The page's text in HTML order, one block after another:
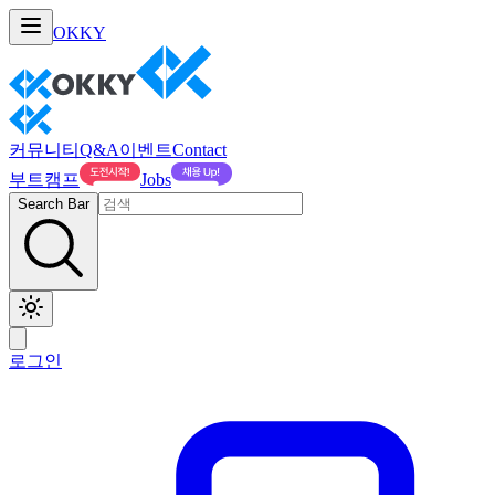
OKKY
커뮤니티 Q&A이벤트Contact
부트캠프
Jobs
Search Bar
로그인